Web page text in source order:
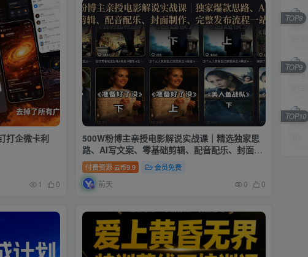
打企微卡利
1 0
500W粉博主亲授电影解说实战课｜精选独家思
路、AI写文案、零基础剪辑、配音配乐、封面制
作、完整发布流程一站式教学
付费资源 云币9.9 会员免费
前天 0 0
TOP8
TOP9
TOP10